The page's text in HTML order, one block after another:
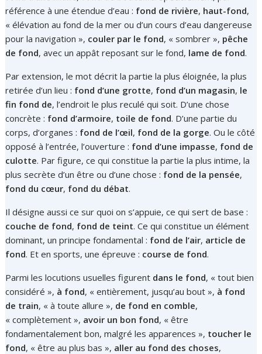
référence à une étendue d’eau : fond de rivière, haut-fond,
« élévation au fond de la mer ou d’un cours d’eau dangereuse
pour la navigation », couler par le fond, « sombrer », pêche
de fond, avec un appât reposant sur le fond, lame de fond.
Par extension, le mot décrit la partie la plus éloignée, la plus
retirée d’un lieu : fond d’une grotte, fond d’un magasin, le
fin fond de, l’endroit le plus reculé qui soit. D’une chose
concrète : fond d’armoire, toile de fond. D’une partie du
corps, d’organes : fond de l’œil, fond de la gorge. Ou le côté
opposé à l’entrée, l’ouverture : fond d’une impasse, fond de
culotte. Par figure, ce qui constitue la partie la plus intime, la
plus secrète d’un être ou d’une chose : fond de la pensée,
fond du cœur, fond du débat.
Il désigne aussi ce sur quoi on s’appuie, ce qui sert de base :
couche de fond, fond de teint. Ce qui constitue un élément
dominant, un principe fondamental : fond de l’air, article de
fond. Et en sports, une épreuve : course de fond.
Parmi les locutions usuelles figurent dans le fond, « tout bien
considéré », à fond, « entièrement, jusqu’au bout », à fond
de train, « à toute allure », de fond en comble,
« complètement », avoir un bon fond, « être
fondamentalement bon, malgré les apparences », toucher le
fond, « être au plus bas », aller au fond des choses,